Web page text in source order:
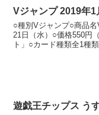
Vジャンプ 2019年1
○種別Vジャンプ○商品
21日（水）○価格550円
ト」○カード種類全1種
遊戯王チップス う